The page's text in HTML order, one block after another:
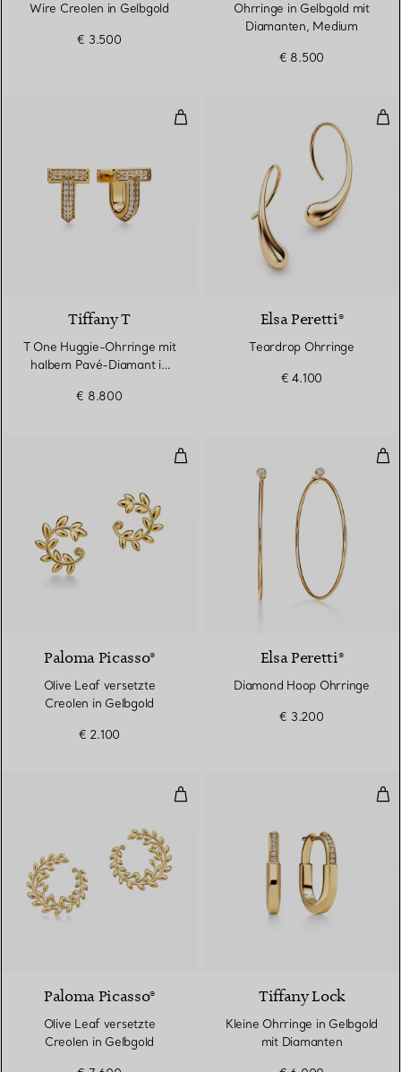
Wire Creolen in Gelbgold
€ 3.500
Ohrringe in Gelbgold mit
Diamanten, Medium
€ 8.500
T One Huggie-Ohrringe mit
3 Materialien
Tiffany T
T One Huggie-Ohrringe mit
halbem Pavé-Diamant in
€ 8.800
Elsa Peretti®
Teardrop Ohrringe
€ 4.100
Olive Leaf versetzte Creolen in
Paloma Picasso®
Olive Leaf versetzte
Creolen in Gelbgold
€ 2.100
Elsa Peretti®
Diamond Hoop Ohrringe
€ 3.200
Olive Leaf versetzte Creolen in
Paloma Picasso®
Olive Leaf versetzte
Creolen in Gelbgold
Tiffany Lock
Kleine Ohrringe in Gelbgold
mit Diamanten